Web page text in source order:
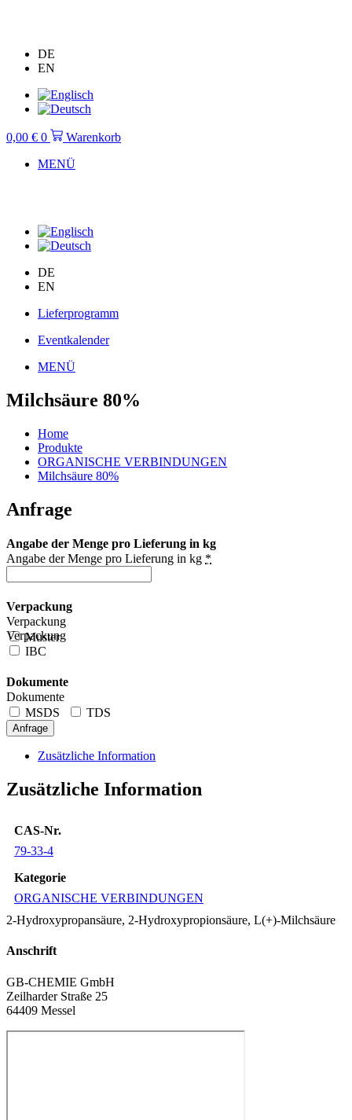
DE
EN
0,00 € 0
Warenkorb
MENÜ
DE
EN
Lieferprogramm
Eventkalender
MENÜ
Milchsäure 80%
Home
Produkte
ORGANISCHE VERBINDUNGEN
Milchsäure 80%
Anfrage
Angabe der Menge pro Lieferung in kg
Angabe der Menge pro Lieferung in kg *
Verpackung
Verpackung
Muster
Verpackung
IBC
Dokumente
Dokumente
MSDS
TDS
Anfrage
Zusätzliche Information
Zusätzliche Information
CAS-Nr.
79-33-4
Kategorie
ORGANISCHE VERBINDUNGEN
2-Hydroxypropansäure, 2-Hydroxypropionsäure, L(+)-Milchsäure
Anschrift
GB-CHEMIE GmbH
Zeilharder Straße 25
64409 Messel